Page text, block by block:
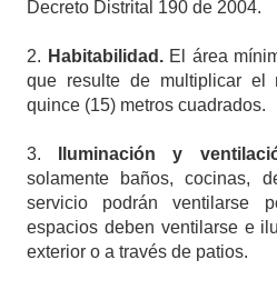
Decreto Distrital 190 de 2004.
2. Habitabilidad. El área
que resulte de multiplicar el
quince (15) metros cuadrados.
3. Iluminación y
solamente baños, cocinas,
servicio podrán ventilarse
espacios deben ventilarse e
exterior o a través de patios.